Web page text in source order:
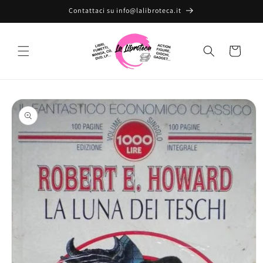
ai contenuti
Contattaci su info@lalibroteca.it
Carrello
Passa alle
informazioni
sul prodotto